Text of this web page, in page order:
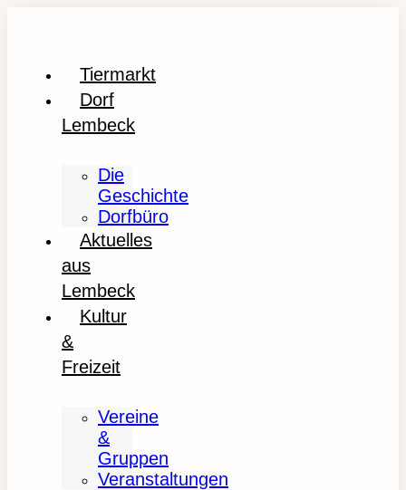
Tiermarkt
Dorf
Lembeck
Die
Geschichte
Dorfbüro
Aktuelles
aus
Lembeck
Kultur
&
Freizeit
Vereine
&
Gruppen
Veranstaltungen